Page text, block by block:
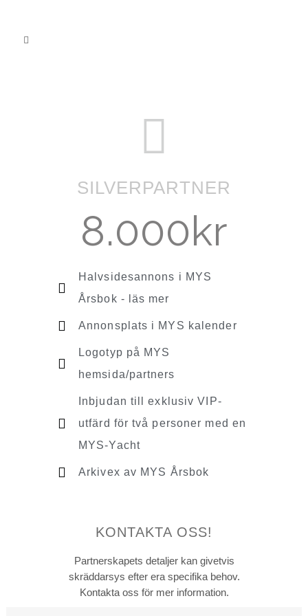
SILVERPARTNER
8.000kr
Halvsidesannons i MYS
Årsbok - läs mer
Annonsplats i MYS kalender
Logotyp på MYS
hemsida/partners
Inbjudan till exklusiv VIP-
utfärd för två personer med en
MYS-Yacht
Arkivex av MYS Årsbok
KONTAKTA OSS!
Partnerskapets detaljer kan givetvis
skräddarsys efter era specifika behov.
Kontakta oss för mer information.